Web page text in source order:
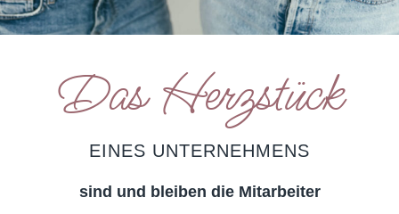
Das Herzstück
EINES UNTERNEHMENS
sind und bleiben die Mitarbeiter